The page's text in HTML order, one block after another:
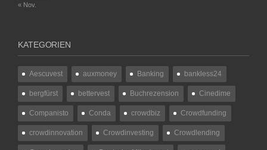
« Nov.
KATEGORIEN
Aescuvest auxmoney Banking bankless24
bergfürst bettervest Buchrezension Cinedime
Companisto Conda crowdbiz Crowdfunding
crowdinnovation Crowdinvesting Crowdlending